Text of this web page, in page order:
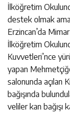
İlköğretim
destek olmak
Erzincan’da
İlköğretim
Kuvvetleri’nce
yapan
salonunda açılan
bağışında
veliler kan bağışı